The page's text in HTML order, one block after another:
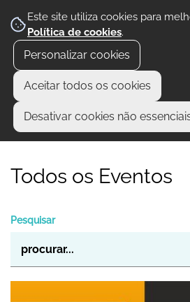
Este site utiliza cookies para
Política de cookies.
Personalizar cookies
Aceitar todos os cookies
Desativar cookies não
Todos os Eventos
Pesquisar